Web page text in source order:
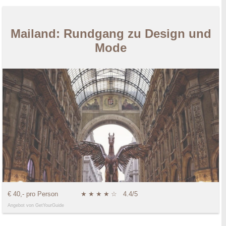
Mailand: Rundgang zu Design und
Mode
€ 40,- pro Person ★ ★ ★ ★ ☆ 4.4/5
Angebot von GetYourGuide